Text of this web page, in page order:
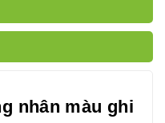
nhân màu ghi